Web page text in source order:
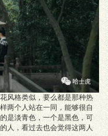
风格类似，要么都是那种热
两个人站在一同，能够很自
是淡青色，一个是黑色，可
人，看过去也会觉得这两人